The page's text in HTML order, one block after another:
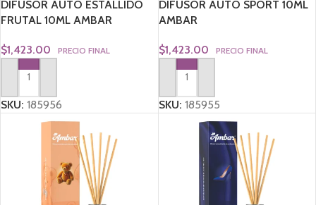
DIFUSOR AUTO ESTALLIDO
FRUTAL 10ML AMBAR
$1,423.00 PRECIO FINAL
AGREGAR AL CARRITO
SKU: 185956
DIFUSOR AUTO SPORT 10ML
AMBAR
$1,423.00 PRECIO FINAL
AGREGAR AL CARRITO
SKU: 185955